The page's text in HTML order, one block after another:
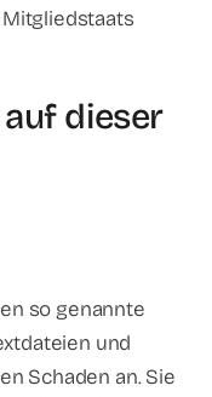
dieser
so genannte
und
Schaden an. Sie